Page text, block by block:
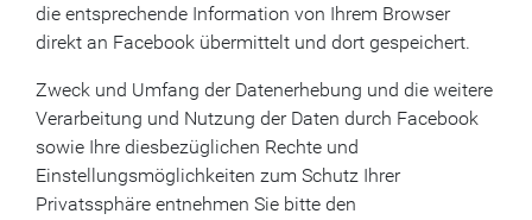
die entsprechende Information von Ihrem Browser
direkt an Facebook übermittelt und dort gespeichert.
Zweck und Umfang der Datenerhebung und die weitere
Verarbeitung und Nutzung der Daten durch Facebook
sowie Ihre diesbezüglichen Rechte und
Einstellungsmöglichkeiten zum Schutz Ihrer
Privatssphäre entnehmen Sie bitte den